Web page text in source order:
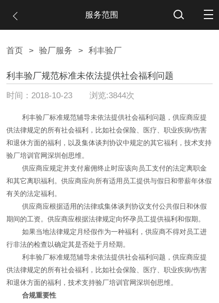
服务范围
首页 > 验厂服务 > 利丰验厂
利丰验厂规范标准未依法提供社会福利问题
时间：2018-10-23 浏览:3844次
利丰验厂标准规范辅导未依法提供社会福利问题，供应商应提
供法律规定的所有社会福利，比如社会保险、医疗、职业疾病/伤害
和退休方面的福利，以及集体谈判协议中规定的其它福利，技术支持
验厂培训官网深圳创思维。
供应商应规定并支付雇佣终止时应该向员工支付的法定离职金
和其它离职福利。供应商应向所有适用员工提供与假日和带薪年休假
有关的法定福利。
供应商应根据适用的法律或集体谈判协议支付公共假日和休假
期间的工资。供应商应根据法律规定向怀孕员工提供福利和假期。
如果当地法律规定月经假作为一种福利，供应商不得对员工进
行非法的检查以确定其是否处于月经期。
利丰验厂标准规范辅导未依法提供社会福利问题，供应商应提
供法律规定的所有社会福利，比如社会保险、医疗、职业疾病/伤害
和退休方面的福利，技术支持验厂培训官网深圳创思维。
合规重要性